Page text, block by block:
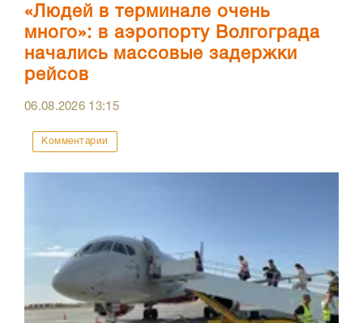
«Людей в терминале очень
много»: в аэропорту Волгограда
начались массовые задержки
рейсов
06.08.2026 13:15
Комментарии